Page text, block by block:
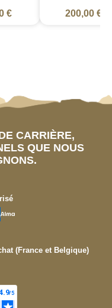
€ 200,00 €
CARRIÈRE,
QUE NOUS
(France et Belgique)